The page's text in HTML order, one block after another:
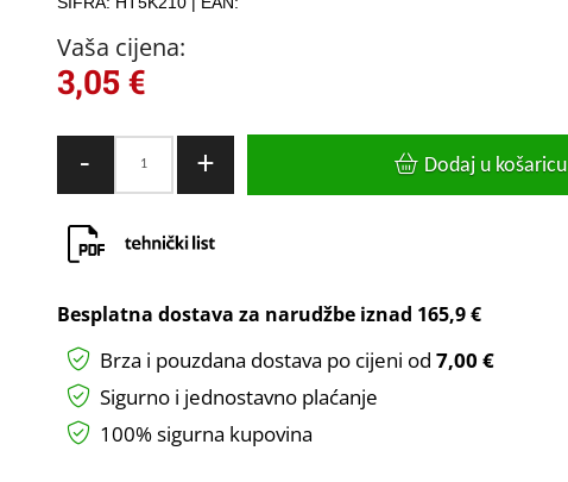
Vaša cijena:
3,05€
-
10
+ Dodaj u košaricu
Besplatna dostava za narudžbe iznad 165,9 €
Brza i pouzdana dostava po cijeni od 7,00 €
Sigurno i jednostavno plaćanje
100% sigurna kupovina